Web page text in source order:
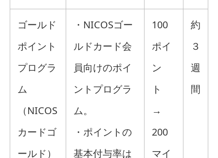
ゴールド
ポイント
プログラ
ム
（NICOS
カードゴ
ールド）
・NICOSゴー
ルドカード会
員向けのポイ
ントプログラ
ム。
・ポイントの
基本付与率は
100
ポイ
ン
ト
→
200
マイ
約
３
週
間